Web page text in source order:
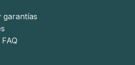
garantías